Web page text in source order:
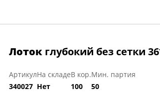
Лоток глубокий без сетки
Артикул
340027
На складе
Нет
В кор.
100
Мин. партия
50